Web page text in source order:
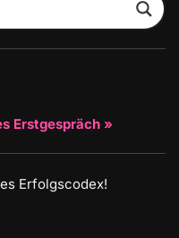
Erstgespräch »
Erfolgscodex!